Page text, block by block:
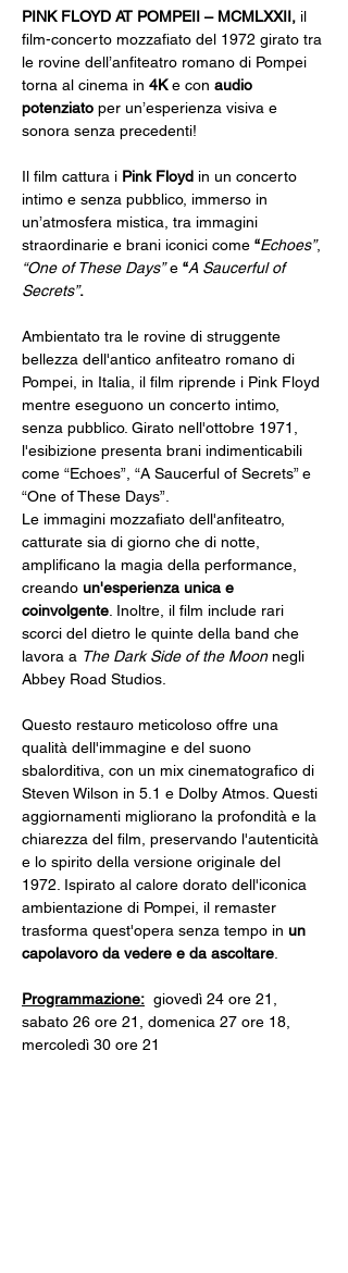
PINK FLOYD AT POMPEII – MCMLXXII, il
film-concerto mozzafiato del 1972 girato tra
le rovine dell’anfiteatro romano di Pompei
torna al cinema in 4K e con audio
potenziato per un’esperienza visiva e
sonora senza precedenti!
Il film cattura i Pink Floyd in un concerto
intimo e senza pubblico, immerso in
un’atmosfera mistica, tra immagini
straordinarie e brani iconici come “Echoes”,
“One of These Days” e “A Saucerful of
Secrets”.
Ambientato tra le rovine di struggente
bellezza dell'antico anfiteatro romano di
Pompei, in Italia, il film riprende i Pink Floyd
mentre eseguono un concerto intimo,
senza pubblico. Girato nell'ottobre 1971,
l'esibizione presenta brani indimenticabili
come “Echoes”, “A Saucerful of Secrets” e
“One of These Days”.
Le immagini mozzafiato dell'anfiteatro,
catturate sia di giorno che di notte,
amplificano la magia della performance,
creando un'esperienza unica e
coinvolgente . Inoltre, il film include rari
scorci del dietro le quinte della band che
lavora a The Dark Side of the Moon negli
Abbey Road Studios.
Questo restauro meticoloso offre una
qualità dell'immagine e del suono
sbalorditiva, con un mix cinematografico di
Steven Wilson in 5.1 e Dolby Atmos. Questi
aggiornamenti migliorano la profondità e la
chiarezza del film, preservando l'autenticità
e lo spirito della versione originale del
1972. Ispirato al calore dorato dell'iconica
ambientazione di Pompei, il remaster
trasforma quest'opera senza tempo in un
capolavoro da vedere e da ascoltare
Programmazione: giovedì 24 ore 21,
sabato 26 ore 21, domenica 27 ore 18,
mercoledì 30 ore 21